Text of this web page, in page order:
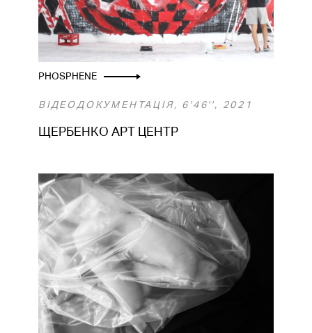
PHOSPHENE
ВІДЕОДОКУМЕНТАЦІЯ, 6'46'', 2021
ЩЕРБЕНКО АРТ ЦЕНТР